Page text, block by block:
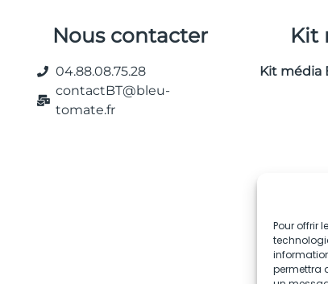
Pour offrir
permettra
Nous contacter
04.88.08.75.28
contactBT@bleu-
tomate.fr
Kit
Kit média